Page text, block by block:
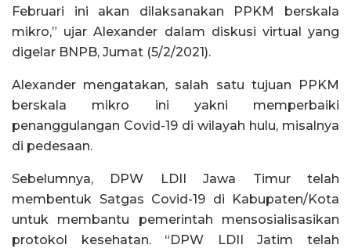
Februari ini akan dilaksanakan PPKM berskala
mikro,” ujar Alexander dalam diskusi virtual yang
digelar BNPB, Jumat (5/2/2021).
Alexander mengatakan, salah satu tujuan PPKM
berskala mikro ini yakni memperbaiki
penanggulangan Covid-19 di wilayah hulu, misalnya
di pedesaan.
Sebelumnya, DPW LDII Jawa Timur telah
membentuk Satgas Covid-19 di Kabupaten/Kota
untuk membantu pemerintah mensosialisasikan
protokol kesehatan. “DPW LDII Jatim telah